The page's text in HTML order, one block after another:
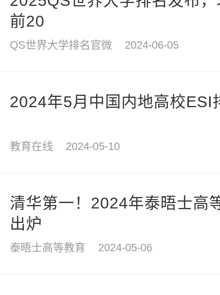
前20
QS世界大学排名官微 2024-06-05
2024年5月中国内地高校ESI
教育在线 2024-05-10
清华第一！2024年泰晤士高
出炉
泰晤士高等教育 2024-05-06